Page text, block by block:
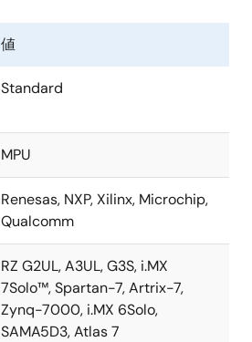
値
Standard
MPU
Renesas, NXP, Xilinx, Microchip,
Qualcomm
RZ G2UL, A3UL, G3S, i.MX
7Solo™, Spartan-7, Artrix-7,
Zynq-7000, i.MX 6Solo,
SAMA5D3, Atlas 7